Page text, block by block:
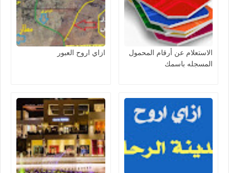
الاستعلام عن أرقام المحمول
المسجله باسمك
ازاي اروح العبور